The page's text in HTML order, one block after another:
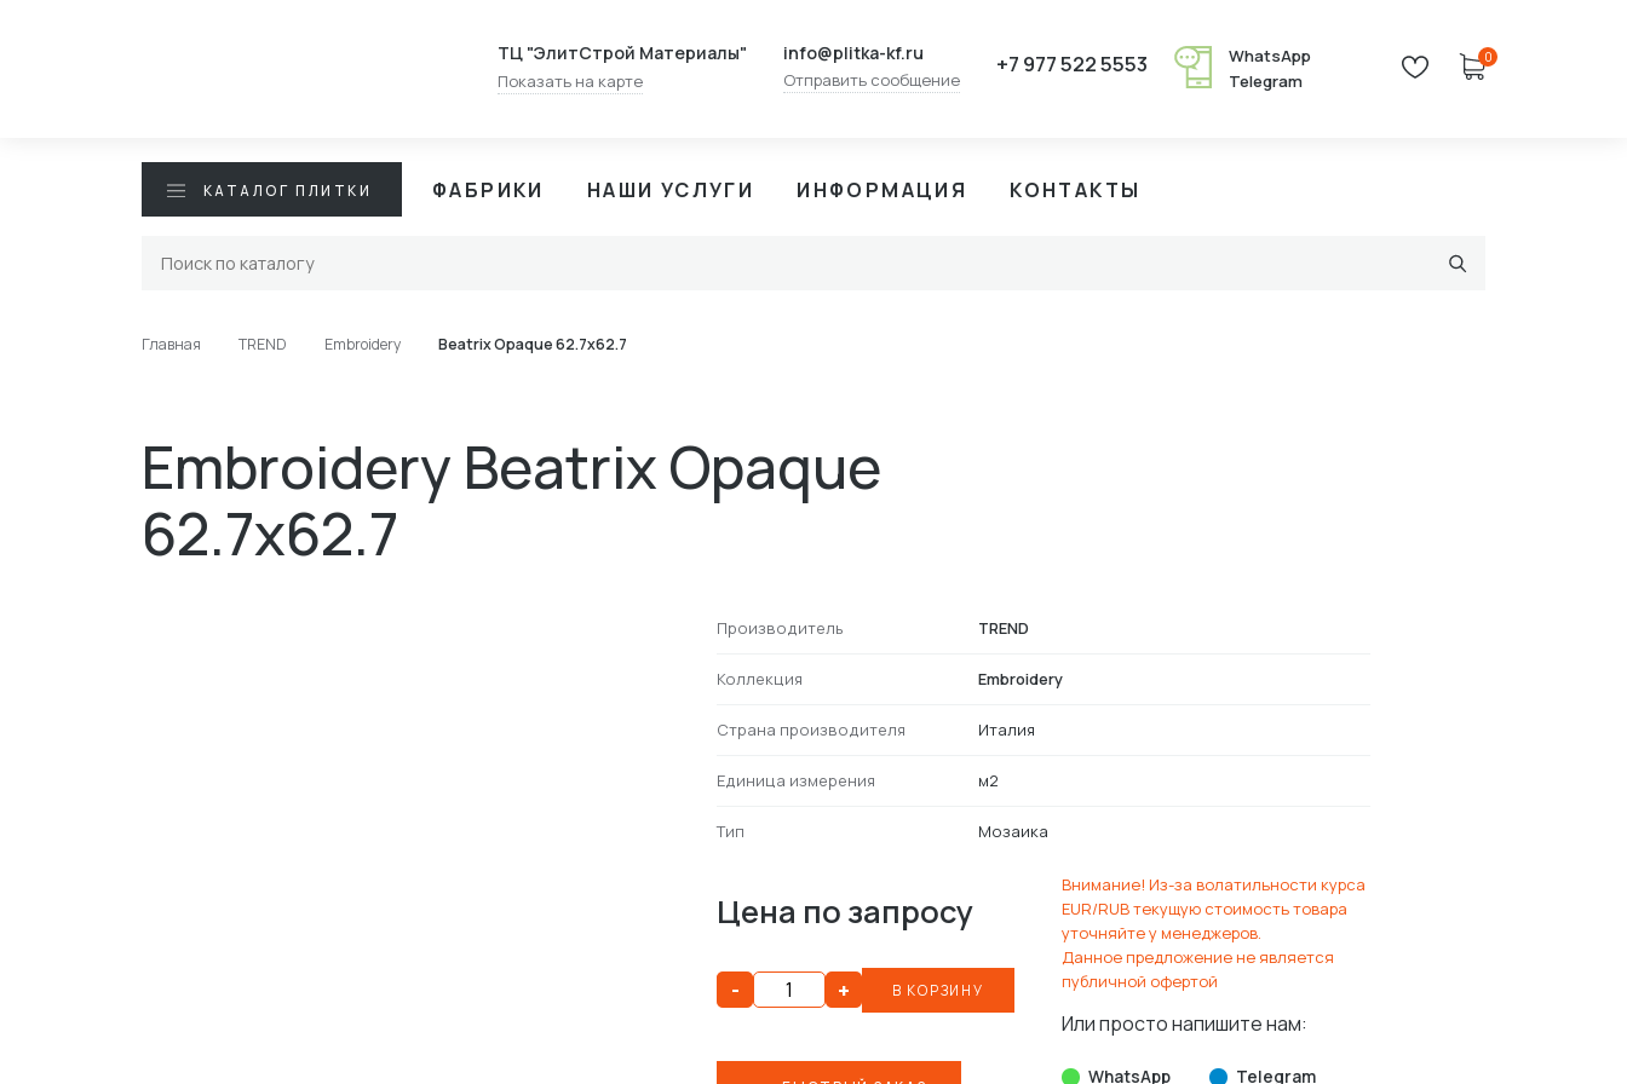
ТЦ "ЭлитСтрой Материалы"
Показать на карте
info@plitka-kf.ru
Отправить сообщение
+7 977 522 5553
WhatsApp
Telegram
0
КАТАЛОГ ПЛИТКИ ФАБРИКИ НАШИ УСЛУГИ ИНФОРМАЦИЯ КОНТАКТЫ
Главная TREND Embroidery Beatrix Opaque 62.7x62.7
Embroidery Beatrix Opaque
62.7x62.7
Производитель TREND
Коллекция Embroidery
Страна производителя Италия
Единица измерения м2
Тип Мозаика
Цена по запросу
- + В КОРЗИНУ
Внимание! Из-за волатильности курса
EUR/RUB текущую стоимость товара
уточняйте у менеджеров.
Данное предложение не является
публичной офертой
Или просто напишите нам:
WhatsApp Telegram